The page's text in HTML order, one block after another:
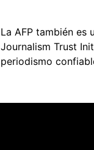
La AFP también es
Journalism Trust
periodismo